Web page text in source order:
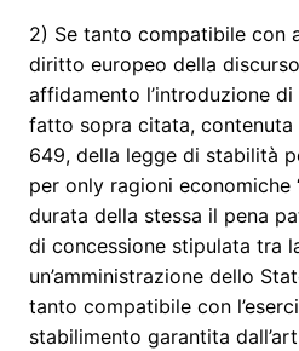
2) Se tanto compatibile con
diritto europeo della
affidamento l’introduzione
fatto sopra citata, contenuta
649, della legge di stabilità
per only ragioni economiche
durata della stessa il pena
di concessione stipulata tra
un’amministrazione dello
tanto compatibile con
stabilimento garantita